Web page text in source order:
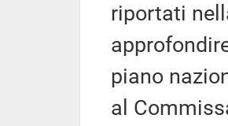
riportati
piano
al